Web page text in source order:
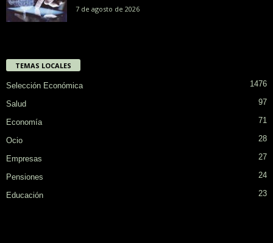
7 de agosto de 2026
TEMAS LOCALES
Selección Económica 1476
Salud 97
Economía 71
Ocio 28
Empresas 27
Pensiones 24
Educación 23